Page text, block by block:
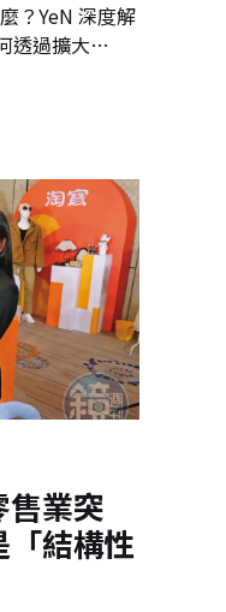
？YeN 深度解
透過擴大
破估值天花
」佈局。
售業突
「結構性